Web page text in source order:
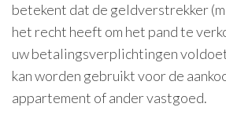
betekent dat de geldverstrekker
het recht heeft om het pand te
uw betalingsverplichtingen
kan worden gebruikt voor de
appartement of ander vastgoed.